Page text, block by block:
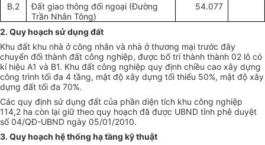
B.2
Đấtgiao thông đối ngoại (Đường
Trần Nhân Tông)
54.077
2. Quy hoạch sử dụng đất
Khu đất khu nhà ở công nhân và nhà ở thương mại trước đây
chuyển đổi thành đất công nghiệp, được bố trí thành thành 02 lô có
kí hiệu A1 và B1. Khu đất công nghiệp quy định chiều cao xây dựng
công trình tối đa 4 tầng, mật độ xây dựng tối thiểu 50%, mật độ xây
dựng đất tối đa 70%.
Các quy định sử dụng đất của phần diện tích khu công nghiệp
114,2 ha còn lại giữ theo quy hoạch đã được UBND tỉnh phê duyệt
số 04/QĐ-UBND ngày 05/01/2010.
3. Quy hoạch hệ thống hạ tầng kỹ thuật